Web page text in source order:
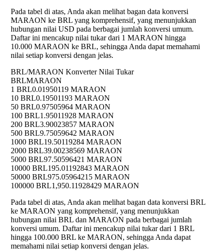
Pada tabel di atas, Anda akan melihat bagan data konversi
MARAON ke BRL yang komprehensif, yang menunjukkan
hubungan nilai USD pada berbagai jumlah konversi umum.
Daftar ini mencakup nilai tukar dari 1 MARAON hingga
10.000 MARAON ke BRL, sehingga Anda dapat memahami
nilai setiap konversi dengan jelas.
BRL/MARAON Konverter Nilai Tukar
BRLMARAON
1 BRL0.01950119 MARAON
10 BRL0.19501193 MARAON
50 BRL0.97505964 MARAON
100 BRL1.95011928 MARAON
200 BRL3.90023857 MARAON
500 BRL9.75059642 MARAON
1000 BRL19.50119284 MARAON
2000 BRL39.00238569 MARAON
5000 BRL97.50596421 MARAON
10000 BRL195.01192843 MARAON
50000 BRL975.05964215 MARAON
100000 BRL1,950.11928429 MARAON
Pada tabel di atas, Anda akan melihat bagan data konversi BRL
ke MARAON yang komprehensif, yang menunjukkan
hubungan nilai BRL dan MARAON pada berbagai jumlah
konversi umum. Daftar ini mencakup nilai tukar dari 1 BRL
hingga 100.000 BRL ke MARAON, sehingga Anda dapat
memahami nilai setiap konversi dengan jelas.